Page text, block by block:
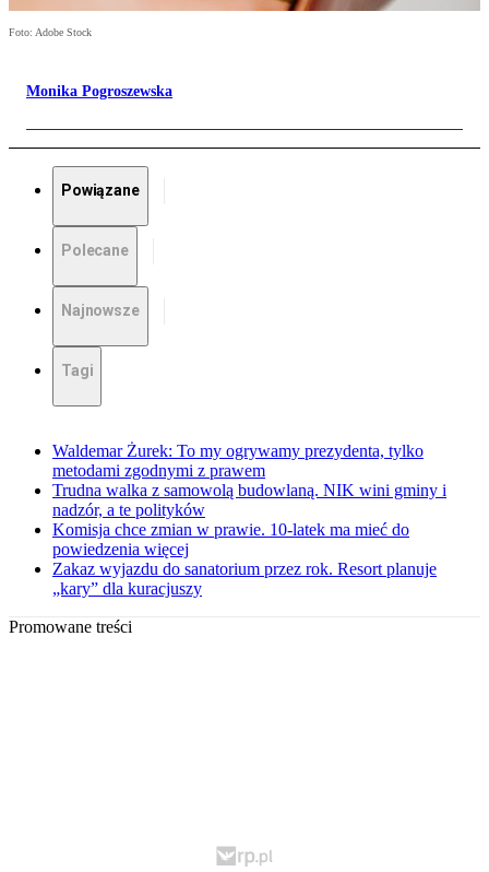
Foto: Adobe Stock
Monika Pogroszewska
Powiązane
Polecane
Najnowsze
Tagi
Waldemar Żurek: To my ogrywamy prezydenta, tylko
metodami zgodnymi z prawem
Trudna walka z samowolą budowlaną. NIK wini gminy i
nadzór, a te polityków
Komisja chce zmian w prawie. 10-latek ma mieć do
powiedzenia więcej
Zakaz wyjazdu do sanatorium przez rok. Resort planuje
„kary” dla kuracjuszy
Promowane treści